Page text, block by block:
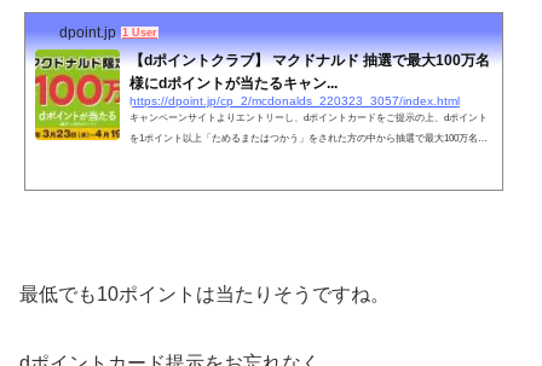
dpoint.jp 1 User
【dポイントクラブ】 マクドナルド 抽選で最大100万名
様にdポイントが当たるキャン...
https://dpoint.jp/cp_2/mcdonalds_220323_3057/index.html
キャンペーンサイトよりエントリーし、dポイントカードをご提示の上、dポイント
を1ポイント以上「ためるまたはつかう」をされた方の中から抽選で最大100万名様
最低でも10ポイントは当たりそうですね。